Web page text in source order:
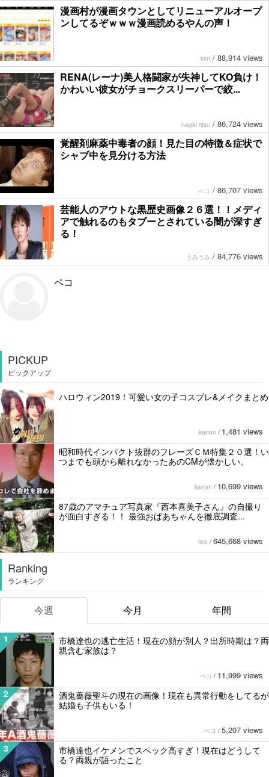
漫画村が漫画タウンとしてリニューアルオープ
ンしてるぞｗｗｗ漫画読めるやんの声！
kint / 88,914 views
RENA(レーナ)美人格闘家が失神してKO負け！
かわいい彼女がチョークスリーパーで絞...
nagai ritsu / 86,724 views
覚醒剤麻薬中毒者の顔！見た目の特徴＆症状で
シャブ中を見分ける方法
ペコ / 86,707 views
芸能人のアウトな黒歴史画像２６選！！メディ
アで触れるのもタブーとされている闇が深すぎ
る！
うみうみ / 84,776 views
ペコ
PICKUP
ピックアップ
ハロウィン2019！可愛い女の子コスプレ&メイクまとめ
kanon / 1,481 views
昭和時代インパクト抜群のフレーズＣＭ特集２０選！い
つまでも頭から離れなかったあのCMが懐かしい。
kanon / 10,699 views
87歳のアマチュア写真家『西本喜美子さん』の自撮り
が面白すぎる！！ 最強おばあちゃんを徹底調査...
rico / 645,668 views
Ranking
ランキング
今週 今月 年間
1
市橋達也の逃亡生活！現在の顔が別人？出所時期は？両
親含む家族は？
ペコ / 11,999 views
2
酒鬼薔薇聖斗の現在の画像！現在も異常行動をしてるが
結婚も子供もいる！
ペコ / 5,207 views
3
市橋達也イケメンでスペック高すぎ！現在はどうして
る？両親が語ったこと